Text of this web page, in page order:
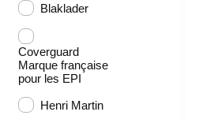
Blaklader
Coverguard
Marque française
pour les EPI
Henri Martin